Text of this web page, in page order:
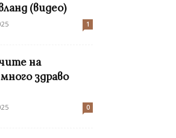
(видео)
1
на
здраво
0